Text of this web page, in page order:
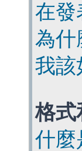
在發
為什
我該
格式
什麼